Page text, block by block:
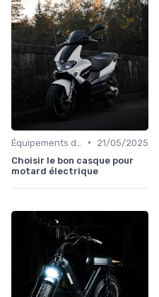
•
21/05/2025
Choisir le bon casque pour
motard électrique